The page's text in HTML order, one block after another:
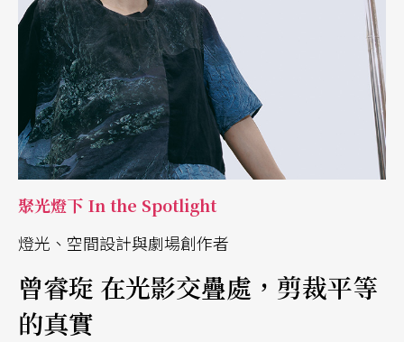
聚光燈下 In the Spotlight
燈光、空間設計與劇場創作者
曾睿琁 在光影交疊處，剪裁平等
的真實